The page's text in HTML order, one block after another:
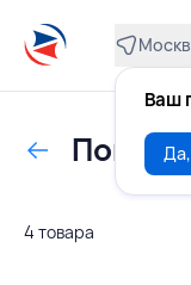
Ваш
4 товара